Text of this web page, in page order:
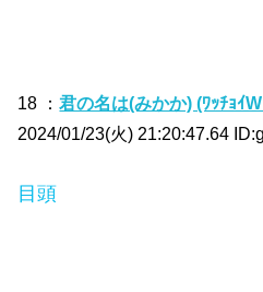
18 ：君の名は(みかか) (ﾜｯﾁｮｲ
2024/01/23(火) 21:20:47.64
目頭